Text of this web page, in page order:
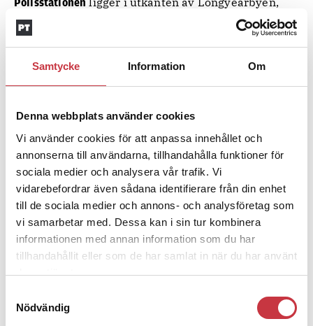
Samtycke Information Om
Denna webbplats använder cookies
Vi använder cookies för att anpassa innehållet och
annonserna till användarna, tillhandahålla funktioner för
sociala medier och analysera vår trafik. Vi
vidarebefordrar även sådana identifierare från din enhet
till de sociala medier och annons- och analysföretag som
vi samarbetar med. Dessa kan i sin tur kombinera
informationen med annan information som du har
tillhandahållit eller som de har samlat in när du har använt
deras tjänster.
Nödvändig
Polisstationen
precis mellan hav och fjäll. På sommaren, då det är
ljust dygnet runt, kommer kryssningsfartygen in i
hamnen och Svalbards huvudstad invaderas av
turister för några timmar.
turister som inte ställer till bråk. Däremot händer
det att vi blir inkopplade för att någon av
passagerarna har dött ombord, säger Trond Olsen.
Ämnen i artikeln
ISBJÖRN KRYSSNINGSFARTYG LONGYEARBYEN
SNÖSKOTER SVALBARD SYSSELMANNEN TROND OLSEN